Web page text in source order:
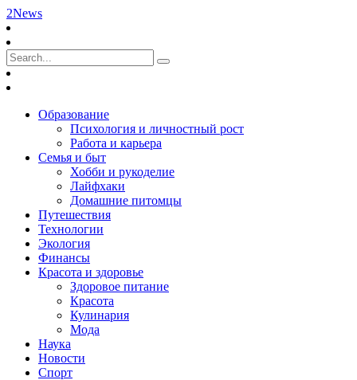
2News
Образование
Психология и личностный рост
Работа и карьера
Семья и быт
Хобби и рукоделие
Лайфхаки
Домашние питомцы
Путешествия
Технологии
Экология
Финансы
Красота и здоровье
Здоровое питание
Красота
Кулинария
Мода
Наука
Новости
Спорт